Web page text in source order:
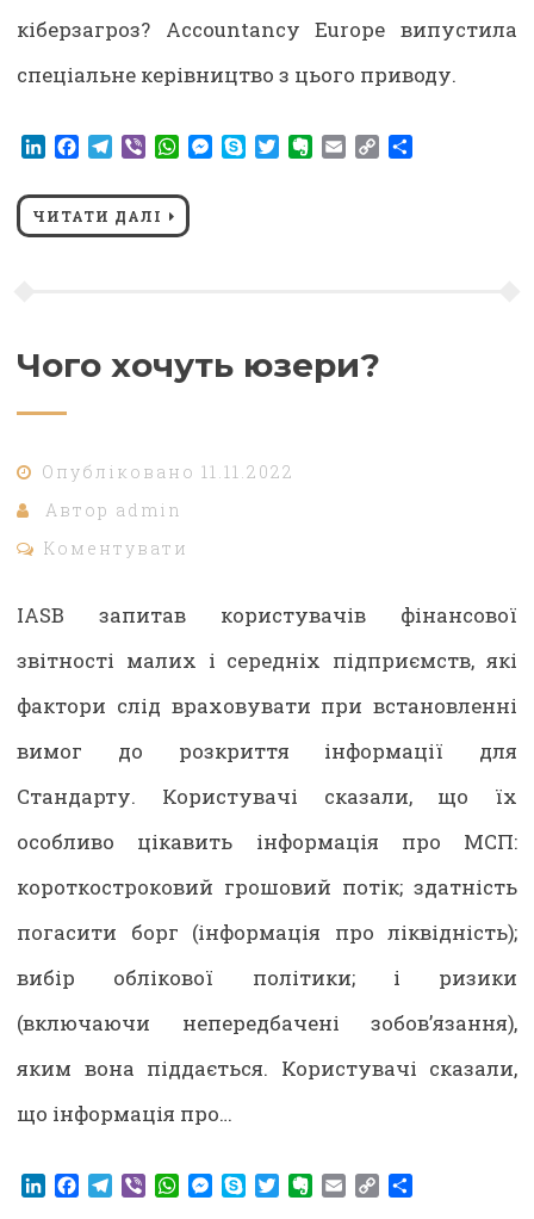
кіберзагроз? Accountancy Europe випустила
спеціальне керівництво з цього приводу.
LinkedIn
Facebook
Telegram
ViberWhatsApp
Messenger
SkypeTwitterEvernote
EmailCopy
ЧИТАТИ ДАЛІ
Чого хочуть юзери?
Опубліковано 11.11.2022
Автор admin
Коментувати
IASB запитав користувачів фінансової
звітності малих і середніх підприємств, які
фактори слід враховувати при встановленні
вимог до розкриття інформації для
Стандарту. Користувачі сказали, що їх
особливо цікавить інформація про МСП:
короткостроковий грошовий потік; здатність
погасити борг (інформація про ліквідність);
вибір облікової політики; і ризики
(включаючи непередбачені зобов’язання),
яким вона піддається. Користувачі сказали,
що інформація про…
LinkedIn
Facebook
Telegram
ViberWhatsApp
Messenger
SkypeTwitterEvernote
EmailCopy